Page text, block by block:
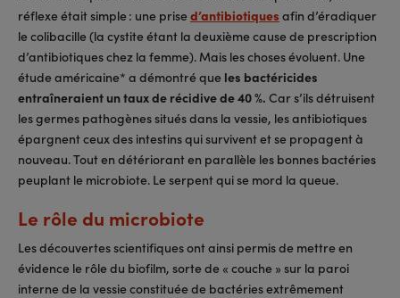
réflexe était simple : une prised’antibiotiques afin d’éradiquer
le colibacille (la cystite étant la deuxième cause de prescription
d’antibiotiques chez la femme). Mais les choses évoluent. Une
étude américaine* a démontré que les bactéricides
entraîneraient un taux de récidive de 40 %. Car s’ils détruisent
les germes pathogènes situés dans la vessie, les antibiotiques
épargnent ceux des intestins qui survivent et se propagent à
nouveau. Tout en détériorant en parallèle les bonnes bactéries
peuplant le microbiote. Le serpent qui se mord la queue.
Le rôle du microbiote
Les découvertes scientifiques ont ainsi permis de mettre en
évidence le rôle du biofilm, sorte de « couche » sur la paroi
interne de la vessie constituée de bactéries extrêmement